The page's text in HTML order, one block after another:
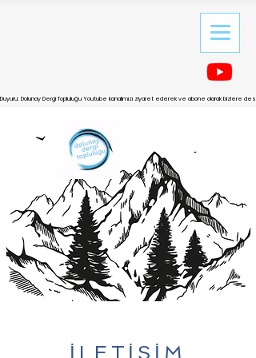
Duyuru: Dolunay Dergi Topluluğu Youtube kanalımızı ziyaret ederek ve abone olarak bizlere
İLETİŞİM